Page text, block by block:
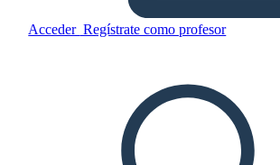
Acceder Regístrate como profesor
CREAR UN GUIÓN GRÁFICO
JUEGO DE DIAPOSITIVAS
LEERME